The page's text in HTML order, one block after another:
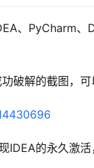
、PyCharm
破解的截图，
IDEA的永久激